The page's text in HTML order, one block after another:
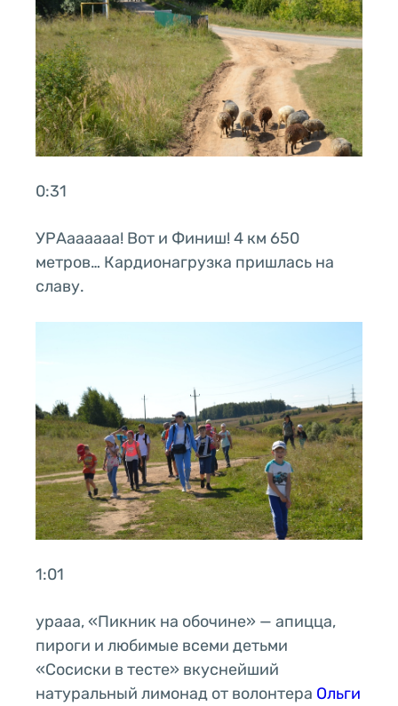
0:31
УРАаааааа! Вот и Финиш! 4 км 650
метров… Кардионагрузка пришлась на
славу.
1:01
урааа, «Пикник на обочине» — апицца,
пироги и любимые всеми детьми
«Сосиски в тесте» вкуснейший
натуральный лимонад от волонтера Ольги